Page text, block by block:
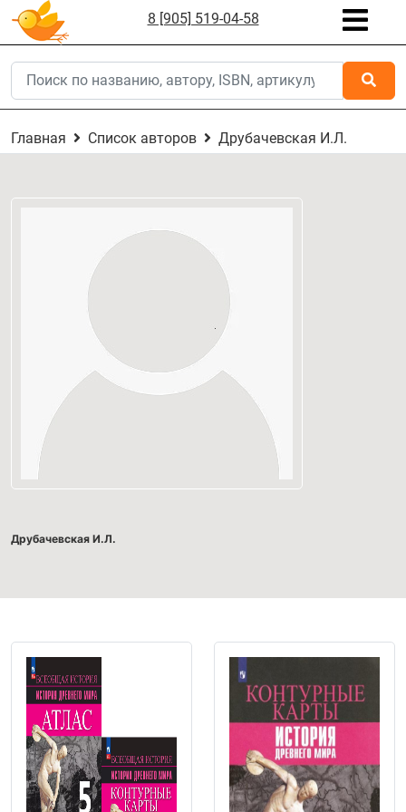
8 [905] 519-04-58
Главная Список авторов Друбачевская И.Л.
Друбачевская И.Л.